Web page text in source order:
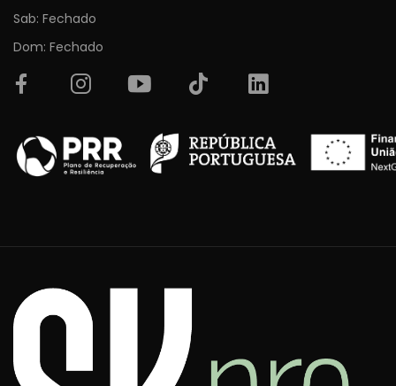
Sab: Fechado
Dom: Fechado